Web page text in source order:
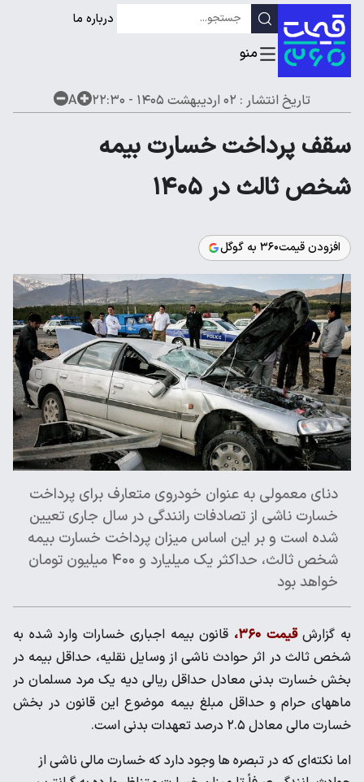
درباره ما
تاریخ انتشار : ۰۲ اردیبهشت ۱۴۰۵ - ۲۲:۳۰ A
سقف پرداخت خسارت بیمه
شخص ثالث در ۱۴۰۵
افزودن قیمت۳۶۰ به گوگل
دنای معمولی به عنوان خودروی متعارف برای پرداخت
خسارت ناشی از تصادفات رانندگی در سال جاری تعیین
شده است و بر این اساس میزان پرداخت خسارت بیمه
شخص ثالث، حداکثر یک میلیارد و ۴۰۰ میلیون تومان
خواهد بود
به گزارشقیمت ۳۶۰،
قانون بیمه اجباری خسارات وارد شده به
شخص ثالث در اثر حوادث ناشی از وسایل نقلیه، حداقل بیمه در
بخش خسارت ‌بدنی معادل حداقل ریالی دیه یک مرد مسلمان در
ماههای حرام و حداقل مبلغ بیمه‌ موضوع این قانون در بخش
خسارت مالی معادل ۲.۵ درصد تعهدات بدنی است.
اما نکته‌ای که در تبصره ها وجود دارد که خسارت مالی ناشی از